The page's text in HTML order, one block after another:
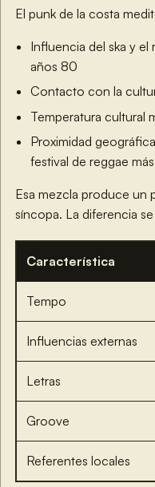
El punk de la costa
Influencia del ska y
años 80
Contacto con la
Temperatura cultural
Proximidad
festival de reggae
Esa mezcla produce un
síncopa. La diferencia
Característica
Tempo
Influencias externas
Letras
Groove
Referentes locales